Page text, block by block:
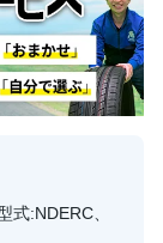
:NDERC、